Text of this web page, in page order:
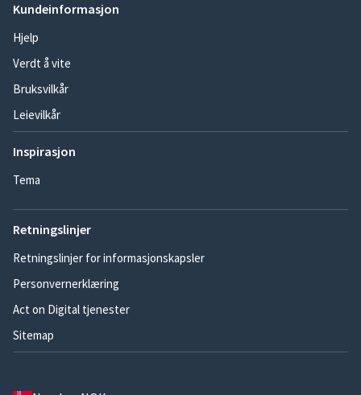
Kundeinformasjon
Hjelp
Verdt å vite
Bruksvilkår
Leievilkår
Inspirasjon
Tema
Retningslinjer
Retningslinjer for informasjonskapsler
Personvernerklæring
Act on Digital tjenester
Sitemap